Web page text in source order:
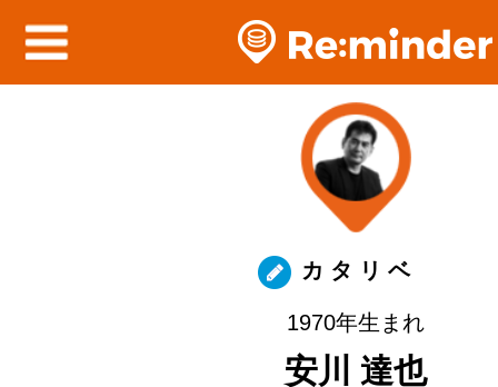
カ タ リ ベ
1970年生まれ
安川 達也